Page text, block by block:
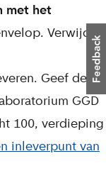
met het
Verwijder
Geef de
GGD
100, verdieping
inleverpunt van